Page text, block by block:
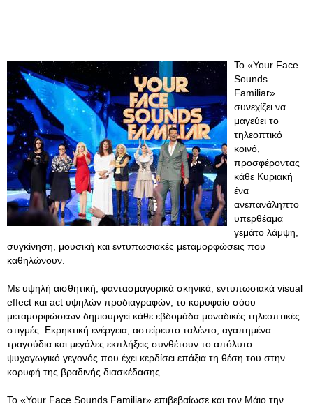
Το «Your Face
Sounds
Familiar»
συνεχίζει να
μαγεύει το
τηλεοπτικό
κοινό,
προσφέροντας
κάθε Κυριακή
ένα
ανεπανάληπτο
υπερθέαμα
γεμάτο λάμψη,
συγκίνηση, μουσική και εντυπωσιακές μεταμορφώσεις που
καθηλώνουν.
Με υψηλή αισθητική, φαντασμαγορικά σκηνικά, εντυπωσιακά visual
effect και act υψηλών προδιαγραφών, το κορυφαίο σόου
μεταμορφώσεων δημιουργεί κάθε εβδομάδα μοναδικές τηλεοπτικές
στιγμές. Εκρηκτική ενέργεια, αστείρευτο ταλέντο, αγαπημένα
τραγούδια και μεγάλες εκπλήξεις συνθέτουν το απόλυτο
ψυχαγωγικό γεγονός που έχει κερδίσει επάξια τη θέση του στην
κορυφή της βραδινής διασκέδασης.
Το «Your Face Sounds Familiar» επιβεβαίωσε και τον Μάιο την